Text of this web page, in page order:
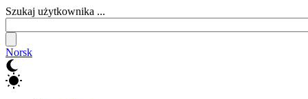
Szukaj użytkownika ...
Norsk